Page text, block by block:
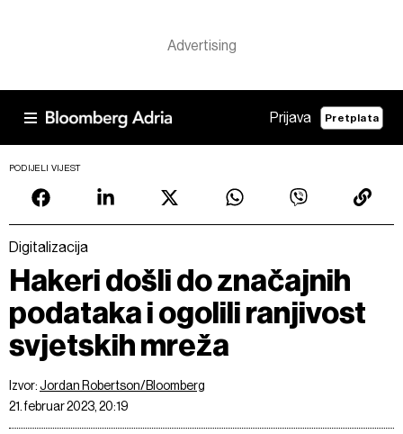
Prijava Pretplata
PODIJELI VIJEST
Digitalizacija
Hakeri došli do značajnih
podataka i ogolili ranjivost
svjetskih mreža
Izvor:Jordan Robertson/Bloomberg
21. februar 2023, 20:19